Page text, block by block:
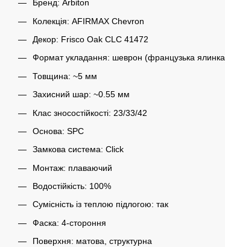
Бренд: Arbiton
Колекція: AFIRMAX Chevron
Декор: Frisco Oak CLC 41472
Формат укладання: шеврон (французька
Товщина: ~5 мм
Захисний шар: ~0.55 мм
Клас зносостійкості: 23/33/42
Основа: SPC
Замкова система: Click
Монтаж: плаваючий
Водостійкість: 100%
Сумісність із теплою підлогою: так
Фаска: 4-стороння
Поверхня: матова, структурна